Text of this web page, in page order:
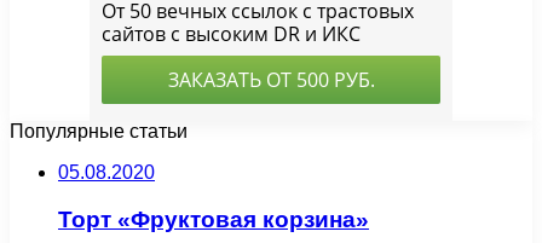
Популярные статьи
05.08.2020
Торт «Фруктовая корзина»